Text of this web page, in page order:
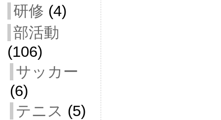
研修 (4)
部活動
(106)
サッカー
(6)
テニス (5)